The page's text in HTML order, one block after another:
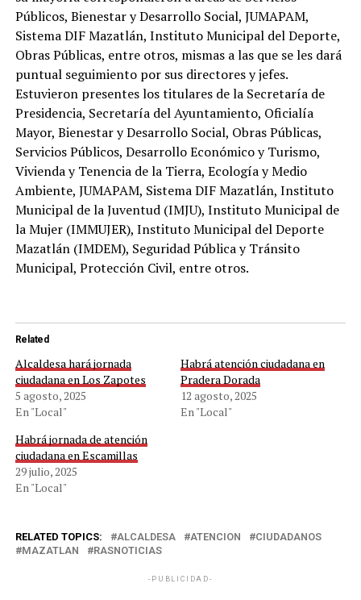
Públicos, Bienestar y Desarrollo Social, JUMAPAM,
Sistema DIF Mazatlán, Instituto Municipal del Deporte,
Obras Públicas, entre otros, mismas a las que se les dará
puntual seguimiento por sus directores y jefes.
Estuvieron presentes los titulares de la Secretaría de
Presidencia, Secretaría del Ayuntamiento, Oficialía
Mayor, Bienestar y Desarrollo Social, Obras Públicas,
Servicios Públicos, Desarrollo Económico y Turismo,
Vivienda y Tenencia de la Tierra, Ecología y Medio
Ambiente, JUMAPAM, Sistema DIF Mazatlán, Instituto
Municipal de la Juventud (IMJU), Instituto Municipal de
la Mujer (IMMUJER), Instituto Municipal del Deporte
Mazatlán (IMDEM), Seguridad Pública y Tránsito
Municipal, Protección Civil, entre otros.
Related
Alcaldesa hará jornada
ciudadana en Los Zapotes
5 agosto, 2025
En "Local"
Habrá atención ciudadana en
Pradera Dorada
12 agosto, 2025
En "Local"
Habrá jornada de atención
ciudadana en Escamillas
29 julio, 2025
En "Local"
RELATED TOPICS: ALCALDESA ATENCION
CIUDADANOS
MAZATLAN
RASNOTICIAS
-PUBLICIDAD-